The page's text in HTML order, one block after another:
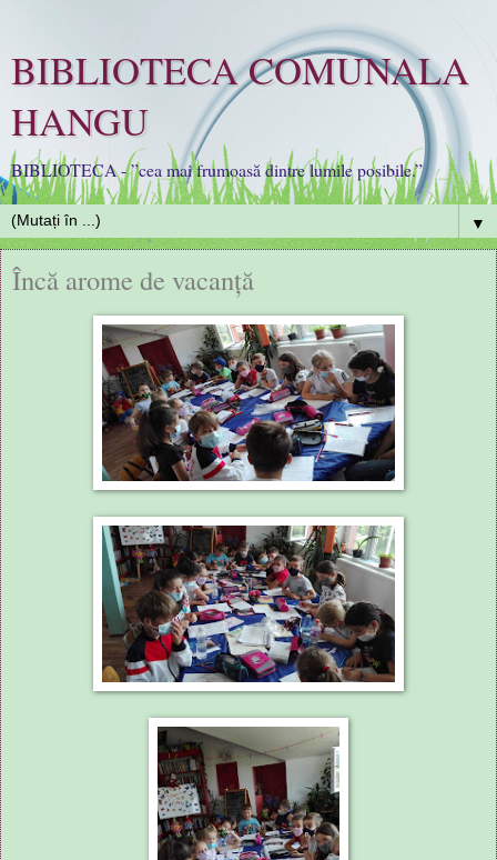
BIBLIOTECA COMUNALA
HANGU
BIBLIOTECA - ”cea mai frumoasă dintre lumile posibile.”
▼
Încă arome de vacanță